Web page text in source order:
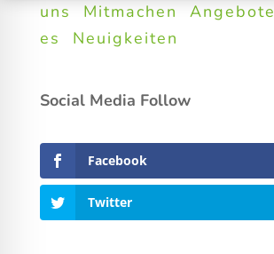
uns
Mitmachen Angebote
es
Neuigkeiten
Social Media Follow
Facebook
Twitter